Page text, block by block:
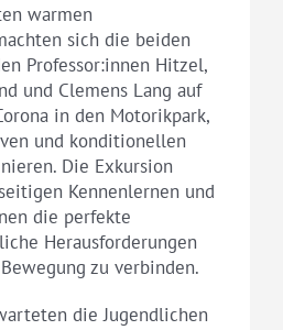
warmen
sich die beiden
Professor:innen Hitzel,
und Clemens Lang auf
in den Motorikpark,
und konditionellen
Die Exkursion
Kennenlernen und
die perfekte
Herausforderungen
zu verbinden.
die Jugendlichen